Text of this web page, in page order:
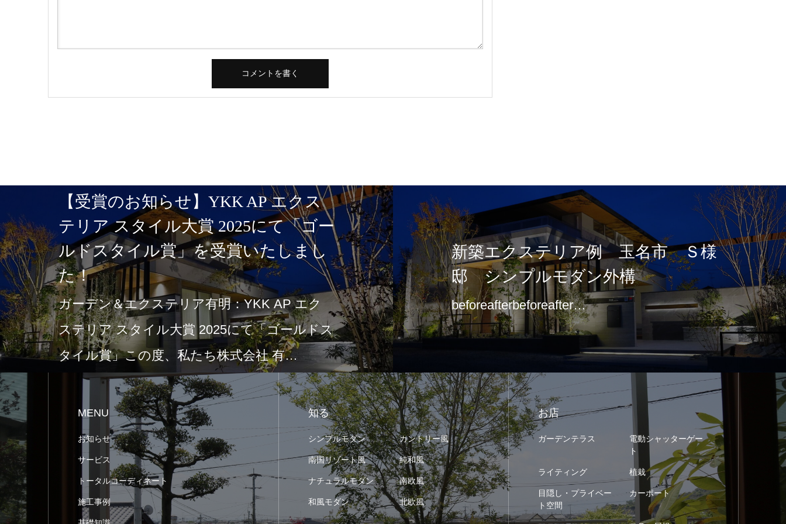
【受賞のお知らせ】YKK AP エクス
テリア スタイル大賞 2025にて「ゴー
ルドスタイル賞」を受賞いたしまし
た！
ガーデン＆エクステリア有明：YKK AP エク
ステリア スタイル大賞 2025にて「ゴールドス
タイル賞」この度、私たち株式会社 有…
新築エクステリア例 玉名市 Ｓ様
邸 シンプルモダン外構
beforeafterbeforeafter…
MENU
お知らせ
サービス
トータルコーディネート
施工事例
知る
シンプルモダン カントリー風
南国リゾート風 純和風
ナチュラルモダン 南欧風
和風モダン 北欧風
お店
ガーデンテラス
電動シャッターゲー
ト
ライティング 植栽
目隠し・プライベー
ト空間
カーポート